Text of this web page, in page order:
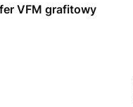
VFM grafitowy